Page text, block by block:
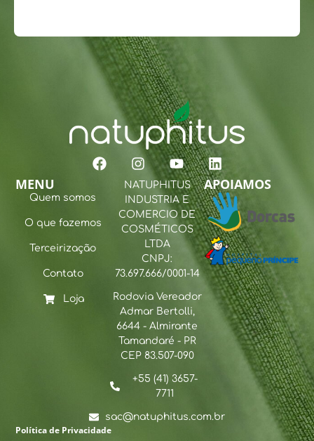
MENU
Quem somos
O que fazemos
Terceirização
Contato
Loja
NATUPHITUS
INDUSTRIA E
COMERCIO DE
COSMÉTICOS
LTDA
CNPJ:
73.697.666/0001-14
Rodovia Vereador
Admar Bertolli,
6644 - Almirante
Tamandaré - PR
CEP 83.507-090
+55 (41) 3657-
7711
sac@natuphitus.com.br
APOIAMOS
Política de Privacidade